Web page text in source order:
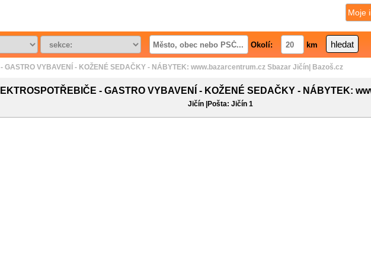
Moje
Okolí: km
GASTRO VYBAVENÍ - KOŽENÉ SEDAČKY - NÁBYTEK: www.bazarcentrum.cz Sbazar Jičín| Bazoš.cz
- GASTRO VYBAVENÍ - KOŽENÉ SEDAČKY - NÁBYTEK:
Jičín |Pošta: Jičín 1